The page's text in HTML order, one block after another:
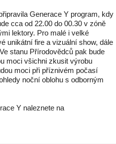
Generace Y program, kdy
cca od 22.00 do 00.30 v zóně
lektory. Pro malé i velké
unikátní fire a vizuální show, dále
stanu Přírodovědců pak bude
moci všichni zkusit výrobu
moci při příznivém počasí
noční oblohu s odborným
Y naleznete na